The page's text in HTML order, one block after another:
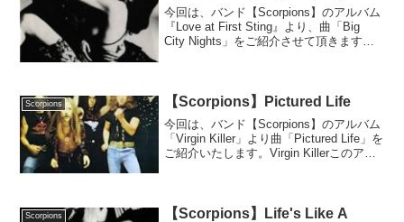
今回は、バンド【Scorpions】のアルバム
『Love at First Sting』より、曲「Big
City Nights」をご紹介させて頂きます。
Scorpions 【Scorpions】Pictured Life
今回は、バンド【Scorpions】のアルバム
「Virgin Killer」より曲「Pictured Life」を
ご紹介いたします。Virgin Killerこのアル
Scorpions
【Scorpions】Life's Like A